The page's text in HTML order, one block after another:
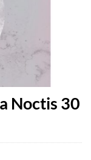
Noctis 30